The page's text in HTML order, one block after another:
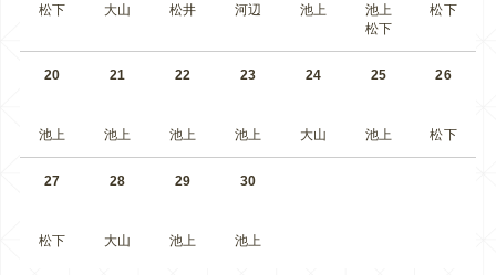
松下 大山 松井 河辺 池上
池上
松下
松下
20
池上
21
池上
22
池上
23
池上
24
大山
25
池上
26
松下
27
松下
28
大山
29
池上
30
池上